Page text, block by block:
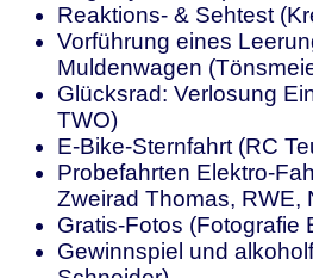
Reaktions- & Sehtest
Vorführung eines
Muldenwagen
Glücksrad: Verlosung
TWO)
E-Bike-Sternfahrt (RC
Probefahrten Elektro-
Zweirad Thomas, RWE,
Gratis-Fotos (Fotografie
Gewinnspiel und